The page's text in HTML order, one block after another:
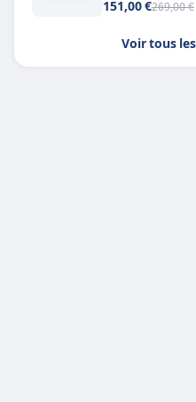
151,00 €269,00 €
Voir tous